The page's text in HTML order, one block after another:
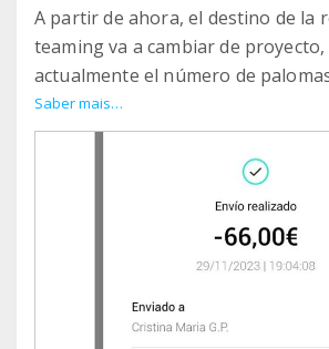
A partir de ahora, el destino de la
teaming va a cambiar de
actualmente el número de
mí es muy bajo y puntual. El dinero
hasta la fecha lo he pedido y
Asociación Sos Vencejos de Cádiz,
grupo de voluntarios que
A partir de ahora, el dinero
destinado para poder realizar el
algunas colonias de gatos de
Saber mais…